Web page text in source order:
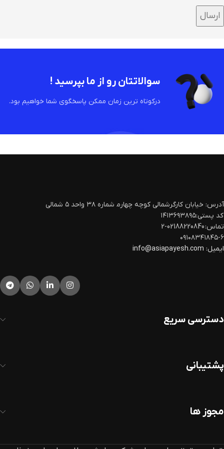
سوالاتتان رو از ما بپرسید !
درکوتاه ترین زمان ممکن پاسخگوی شما خواهیم بود.
آدرس: خیابان کارگرشمالی کوچه چهارم‍ شماره ۳۸ واحد ۵ شمالی
کد پستی:۱۴۱۳۶۹۳۸۹۵
تماس: 02188220840-2
۰۹۱۰۸۳۴۱۸۴۵-۶
ایمیل:
دسترسی سریع
پشتیبانی
مجوز ها